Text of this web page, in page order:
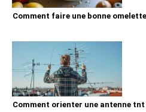
Comment faire une bonne
Comment orienter une antenne tnt